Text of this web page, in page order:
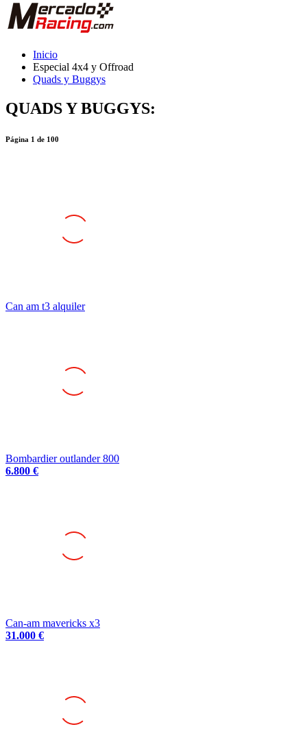
Especial 4x4 y Offroad
Quads y Buggys
QUADS Y BUGGYS:
6.800 €
31.000 €